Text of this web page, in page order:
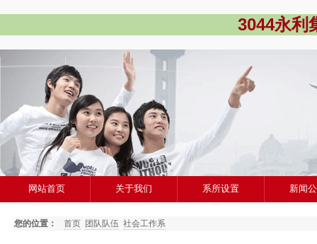
3044永利
网站首页 关于我们 系所设置 新闻
您的位置： 首页 团队队伍 社会工作系